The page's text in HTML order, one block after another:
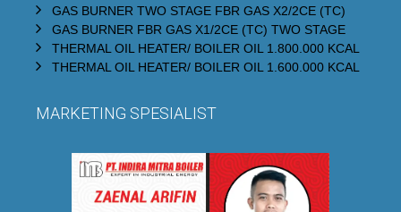
GAS BURNER TWO STAGE FBR GAS X2/2CE (TC)
GAS BURNER FBR GAS X1/2CE (TC) TWO STAGE
THERMAL OIL HEATER/ BOILER OIL 1.800.000 KCAL
THERMAL OIL HEATER/ BOILER OIL 1.600.000 KCAL
MARKETING SPESIALIST